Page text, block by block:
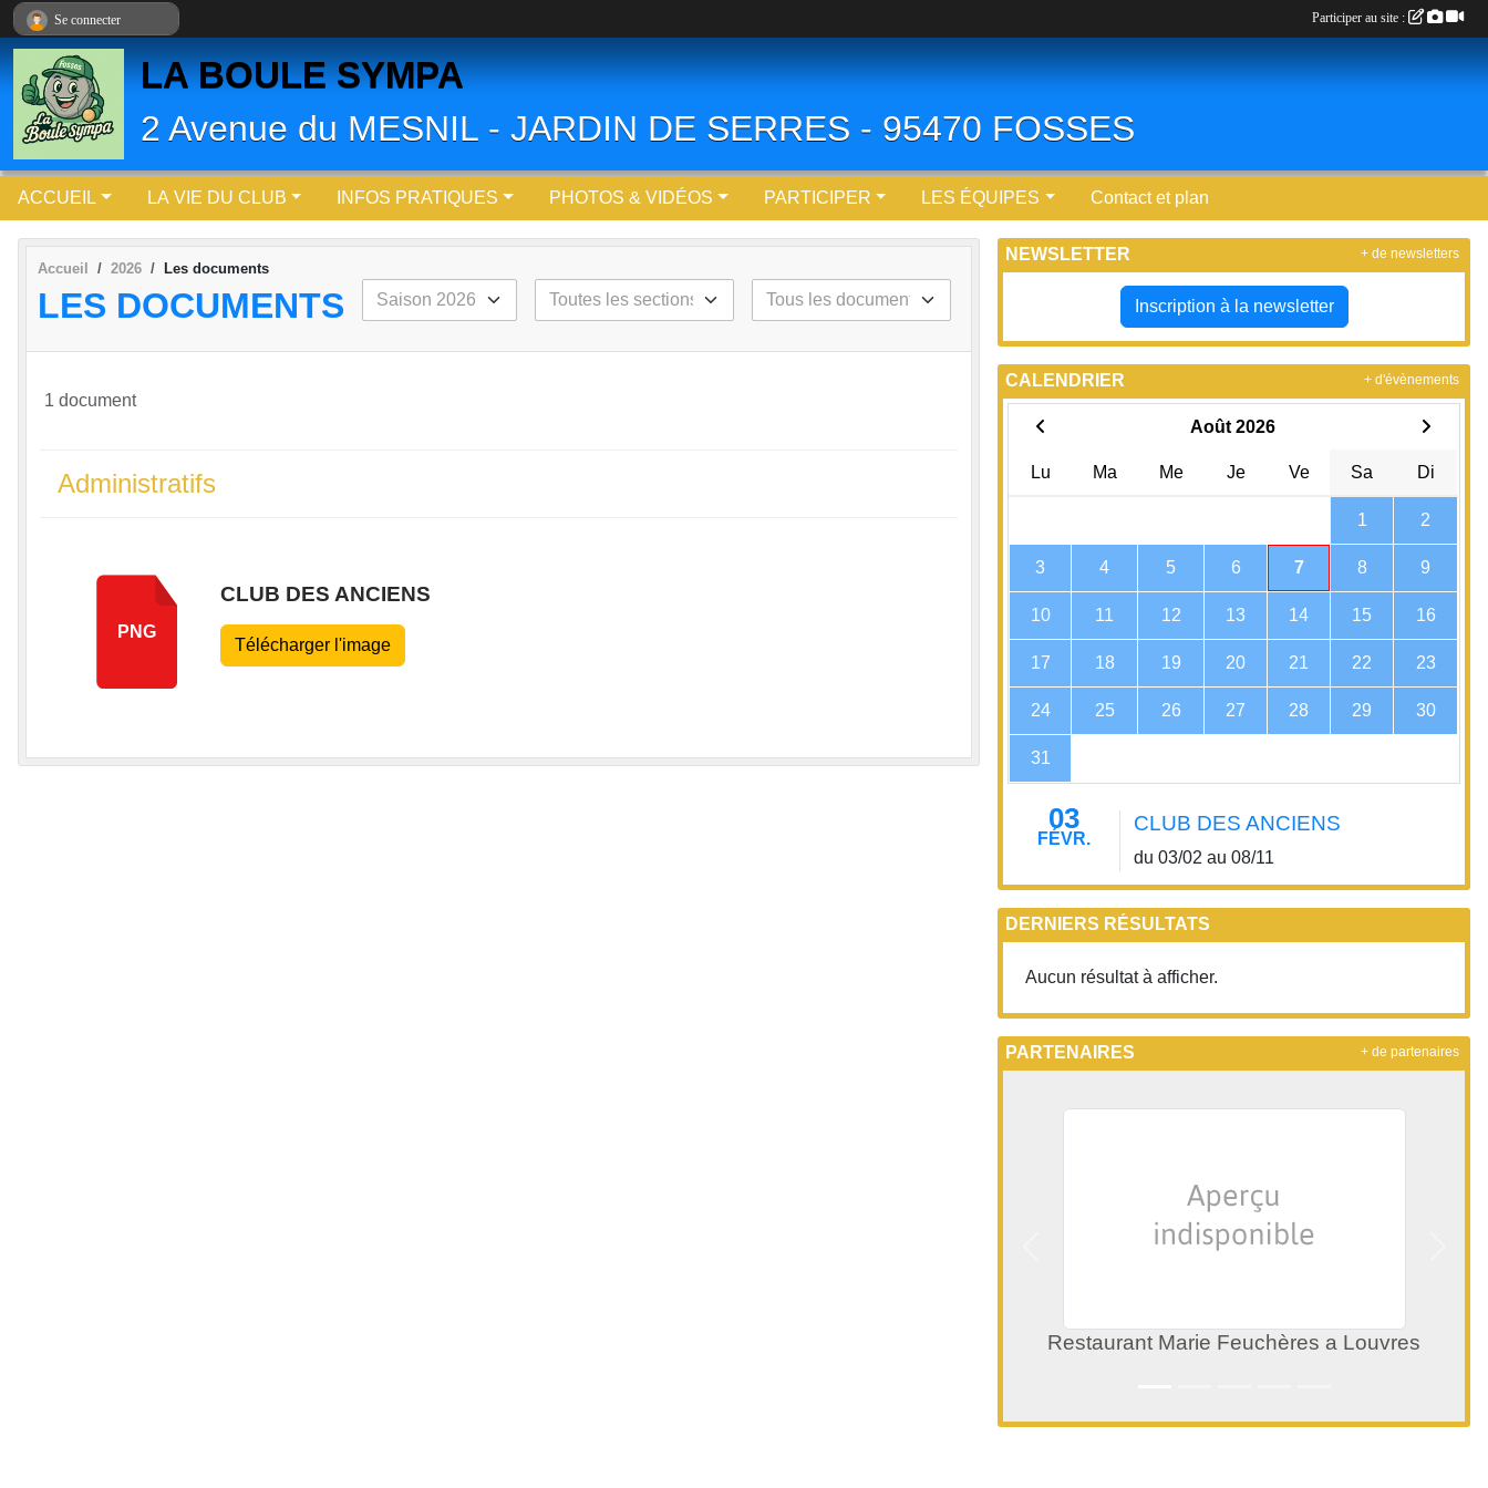
LA BOULE SYMPA
2 Avenue du MESNIL - JARDIN DE SERRES - 95470 FOSSES
ACCUEIL LA VIE DU CLUB INFOS PRATIQUES PHOTOS & VIDÉOS PARTICIPER LES ÉQUIPES Contact et plan
Accueil 2026 Les documents
LES DOCUMENTS
1 document
Administratifs
PNG
CLUB DES ANCIENS
Télécharger l'image
NEWSLETTER
Inscription à la newsletter
+ de newsletters
CALENDRIER
Août 2026
Lu Ma Me Je Ve Sa Di
1 2
3 4 5 6 7 8 9
10 11 12 13 14 15 16
17 18 19 20 21 22 23
24 25 26 27 28 29 30
31
03
FÉVR.
CLUB DES ANCIENS
du 03/02 au 08/11
+ d'évènements
DERNIERS RÉSULTATS
Aucun résultat à afficher.
PARTENAIRES
Restaurant Marie Feuchères a Louvres
+ de partenaires
Se connecter Participer au site :
Panneau de gestion des cookies